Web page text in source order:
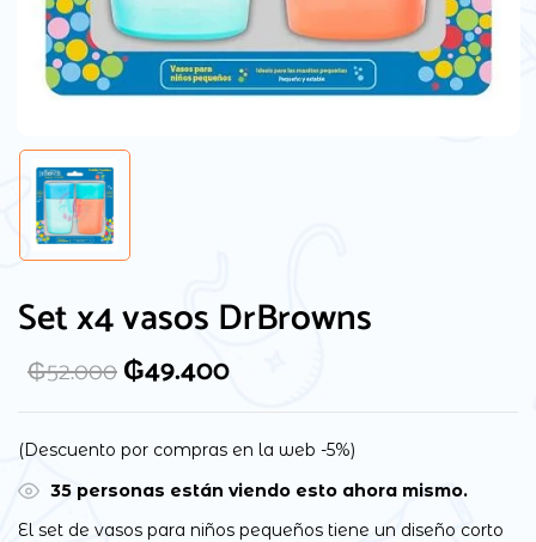
Set x4 vasos DrBrowns
₲52.000₲49.400
(Descuento por compras en la web -5%)
35 personas están viendo esto ahora mismo.
El set de vasos para niños pequeños tiene un diseño corto